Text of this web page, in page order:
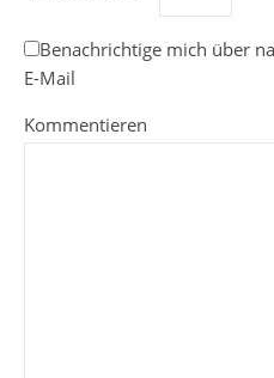
Benachrichtige mich über
E-Mail
Kommentieren